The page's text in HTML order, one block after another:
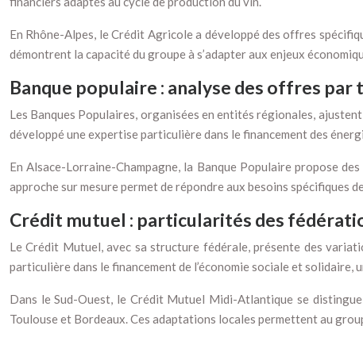
En Rhône-Alpes, le Crédit Agricole a développé des offres
démontrent la capacité du groupe à s’adapter aux enjeux
Banque populaire : analyse des offres
Les Banques Populaires, organisées en entités régionales,
développé une expertise particulière dans le financement des
En Alsace-Lorraine-Champagne, la Banque Populaire propose
approche sur mesure permet de répondre aux besoins spécifiques
Crédit mutuel : particularités des
Le Crédit Mutuel, avec sa structure fédérale, présente des
particulière dans le financement de l’économie sociale et solidaire,
Dans le Sud-Ouest, le Crédit Mutuel Midi-Atlantique se
Toulouse et Bordeaux. Ces adaptations locales permettent au